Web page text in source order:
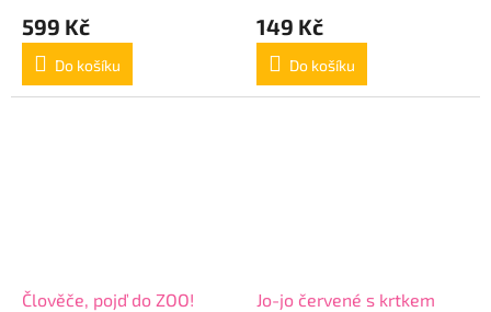
599 Kč
Do košíku
149 Kč
Do košíku
Člověče, pojď do ZOO!
Jo-jo červené s krtkem